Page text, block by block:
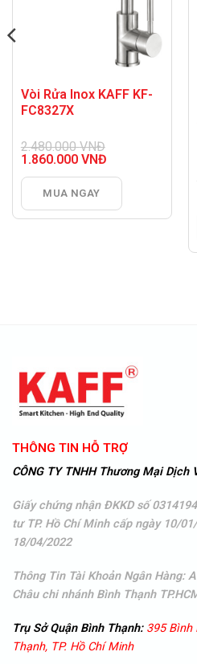
Vòi Rửa Inox KAFF KF-
FC8327X
2.480.000VNĐ
Giá
là:
2.480.000 VNĐ.
1.860.000 VNĐ
hiện
là:
1.860.000 VNĐ.
MUA NGAY
THÔNG TIN HỖ TRỢ
CÔNG TY TNHH Thương Mại Dịch
Giấy chứng nhận ĐKKD số
tư TP. Hồ Chí Minh cấp ngày 10/
18/04/2022
Thông Tin Tài Khoản Ngân Hàng:
Châu chi nhánh Bình Thạnh
Trụ Sở Quận Bình Thạnh: 395 Bình
Thạnh, TP. Hồ Chí Minh